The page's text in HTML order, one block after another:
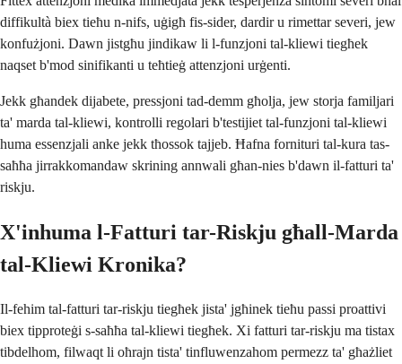
diffikultà biex tieħu n-nifs, uġigħ fis-sider, dardir u rimettar severi, jew
konfużjoni. Dawn jistgħu jindikaw li l-funzjoni tal-kliewi tiegħek
naqset b'mod sinifikanti u teħtieġ attenzjoni urġenti.
Jekk għandek dijabete, pressjoni tad-demm għolja, jew storja familjari
ta' marda tal-kliewi, kontrolli regolari b'testijiet tal-funzjoni tal-kliewi
huma essenzjali anke jekk tħossok tajjeb. Ħafna fornituri tal-kura tas-
saħħa jirrakkomandaw skrining annwali għan-nies b'dawn il-fatturi ta'
riskju.
X'inhuma l-Fatturi tar-Riskju għall-Marda
tal-Kliewi Kronika?
Il-fehim tal-fatturi tar-riskju tiegħek jista' jgħinek tieħu passi proattivi
biex tipproteġi s-saħħa tal-kliewi tiegħek. Xi fatturi tar-riskju ma tistax
tibdelhom, filwaqt li oħrajn tista' tinfluwenzahom permezz ta' għażliet